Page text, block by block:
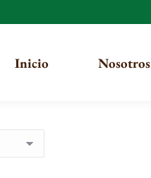
Inicio Nosotros